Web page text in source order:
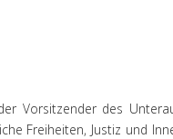
Vorsitzender des
Freiheiten, Justiz und